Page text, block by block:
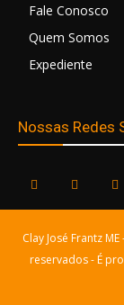
Fale Conosco
Quem Somos
Expediente
Nossas Redes
Clay José Frantz
reservados - É